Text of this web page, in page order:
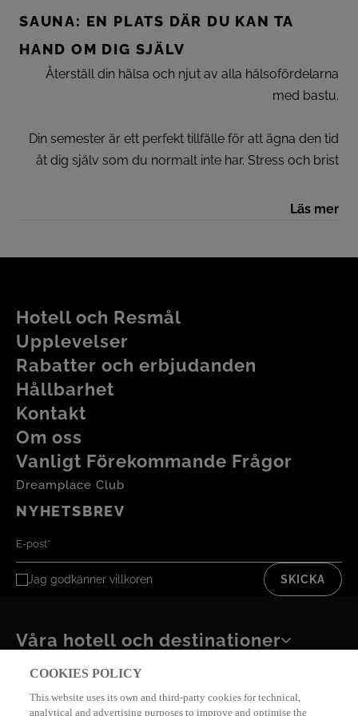
SAUNA: EN PLATS DÄR DU KAN TA
HAND OM DIG SJÄLV
Återställ din hälsa och njut av alla hälsofördelarna
med bastu.
Din semester är ett perfekt tillfälle för att ägna den tid
åt dig själv som du normalt inte har. Stress och brist
grund av det moderna livets krav.
I vår bastu har du möjligheten att dra nytta av alla de
fördelar som den torra värmen har på muskler och
Missa inte chansen att komma tillbaka från din
Läs mer
Hotell och Resmål
Upplevelser
Rabatter och erbjudanden
Hållbarhet
Kontakt
Om oss
Vanligt Förekommande Frågor
Dreamplace Club
NYHETSBREV
Jag godkänner villkoren SKICKA
Våra hotell och destinationer
Integritetspolicy
Integritetscookies
Rättsligt meddelande
Bokningsvillkor
COOKIES POLICY
This website uses its own and third-party cookies for technical,
analytical and advertising purposes to improve and optimise the